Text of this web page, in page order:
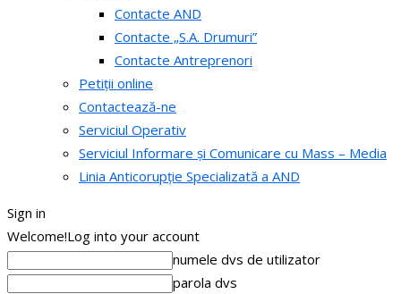
Contacte AND
Contacte „S.A. Drumuri”
Contacte Antreprenori
Petiții online
Contactează-ne
Serviciul Operativ
Serviciul Informare și Comunicare cu Mass – Media
Linia Anticorupție Specializată a AND
Sign in
Welcome!Log into your account
numele dvs de utilizator
parola dvs